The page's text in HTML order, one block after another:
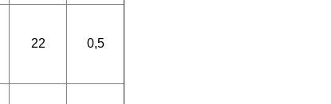
22 0,5